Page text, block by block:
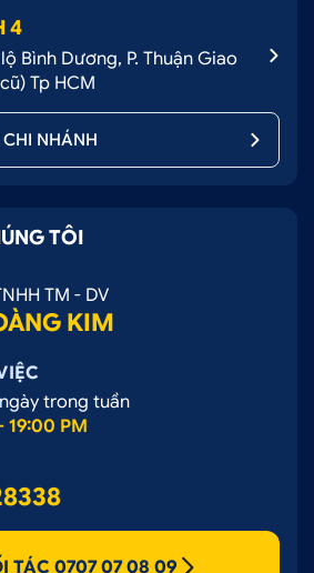
4
Bình Dương, P. Thuận Giao
Tp HCM
NHÁNH
TÔI
TM - DV
KIM
trong tuần
19:00 PM
TÁC 0707 07 08 09